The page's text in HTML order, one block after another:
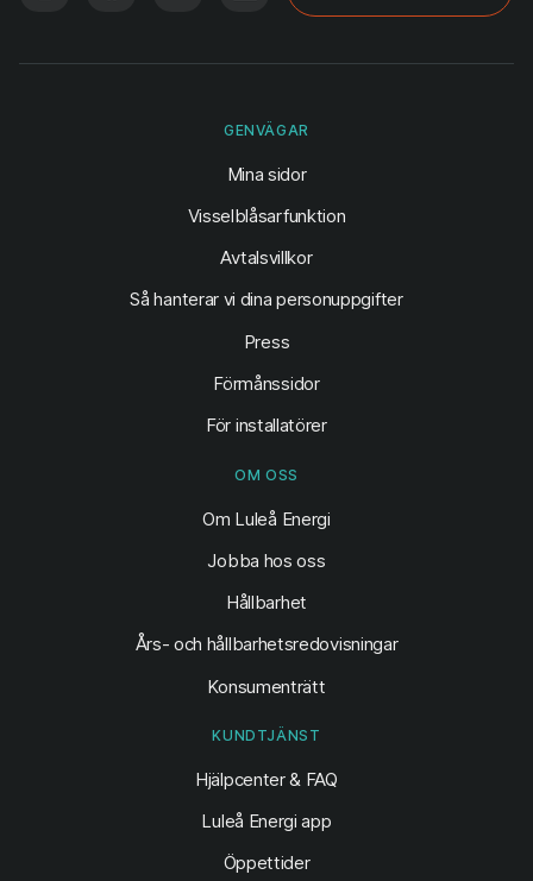
GENVÄGAR
Mina sidor(öppnas i ny flik)
Visselblåsarfunktion
Avtalsvillkor
Så hanterar vi dina personuppgifter
Press
Förmånssidor
För installatörer
OM OSS
Om Luleå Energi
Jobba hos oss
Hållbarhet
Års- och hållbarhetsredovisningar
Konsumenträtt
KUNDTJÄNST
Hjälpcenter & FAQ
Luleå Energi app
Öppettider